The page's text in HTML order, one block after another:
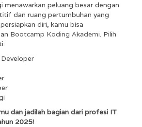
menawarkan peluang besar dengan
dan ruang pertumbuhan yang
diri, kamu bisa
Bootcamp Koding Akademi. Pilih
dan jadilah bagian dari profesi IT
2025!